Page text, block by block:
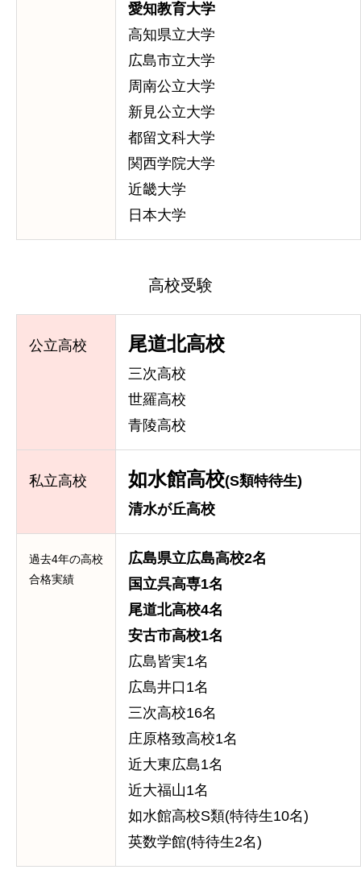
愛知教育大学
高知県立大学
広島市立大学
周南公立大学
新見公立大学
都留文科大学
関西学院大学
近畿大学
日本大学
高校受験
公立高校 尾道北高校
三次高校
世羅高校
青陵高校
私立高校 如水館高校(S類特待生)
清水が丘高校
過去4年の高校
合格実績
広島県立広島高校2名
国立呉高専1名
尾道北高校4名
安古市高校1名
広島皆実1名
広島井口1名
三次高校16名
庄原格致高校1名
近大東広島1名
近大福山1名
如水館高校S類(特待生10名)
英数学館(特待生2名)